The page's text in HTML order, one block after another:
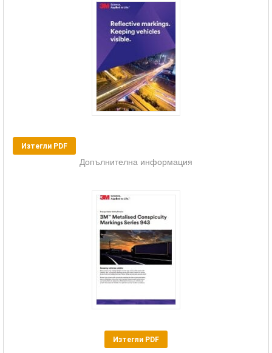
Изтегли PDF
Допълнителна информация
Изтегли PDF